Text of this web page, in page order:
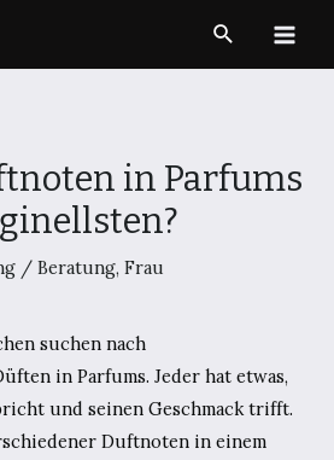
Suche
in Parfums
/ Beratung, Frau
suchen nach
in Parfums. Jeder hat etwas,
und seinen Geschmack trifft.
Duftnoten in einem